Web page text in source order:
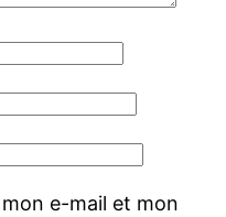
e-mail et mon